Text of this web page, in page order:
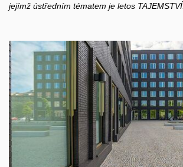
jejímž ústředním tématem je letos TAJEMSTVÍ.